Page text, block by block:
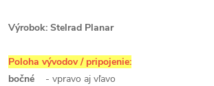
Výrobok: Stelrad Planar
Poloha vývodov / pripojenie:
bočné - vpravo aj vľavo